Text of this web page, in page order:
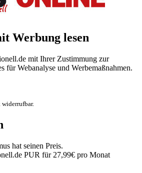
Werbung lesen
mit Ihrer Zustimmung zur
für Webanalyse und Werbemaßnahmen.
hat seinen Preis.
PUR für 27,99€ pro Monat